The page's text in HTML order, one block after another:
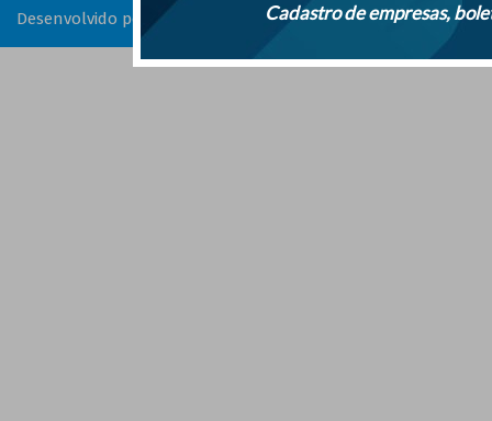
Cadastro de empresas,
Desenvolvido por:Sarro Comunicação Digital